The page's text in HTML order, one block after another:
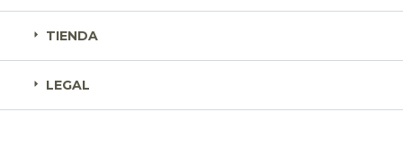
TIENDA
LEGAL